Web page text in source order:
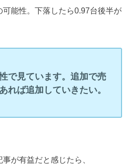
可能性。下落したら0.97台後半が
で見ています。追加で売
れば追加していきたい。
が有益だと感じたら、